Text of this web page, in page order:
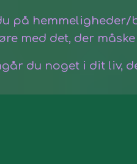
på hemmeligheder/
med det, der
du noget i dit liv,